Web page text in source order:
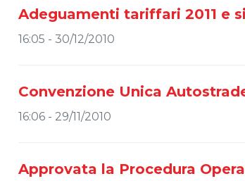
Adeguamenti tariffari 2011 e
16:05 - 30/12/2010
Convenzione Unica
16:06 - 29/11/2010
Approvata la Procedura